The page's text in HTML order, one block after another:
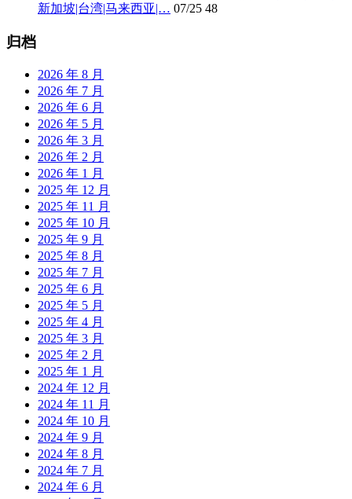
新加坡|台湾|马来西亚|… 07/25 48
归档
2026 年 8 月
2026 年 7 月
2026 年 6 月
2026 年 5 月
2026 年 3 月
2026 年 2 月
2026 年 1 月
2025 年 12 月
2025 年 11 月
2025 年 10 月
2025 年 9 月
2025 年 8 月
2025 年 7 月
2025 年 6 月
2025 年 5 月
2025 年 4 月
2025 年 3 月
2025 年 2 月
2025 年 1 月
2024 年 12 月
2024 年 11 月
2024 年 10 月
2024 年 9 月
2024 年 8 月
2024 年 7 月
2024 年 6 月